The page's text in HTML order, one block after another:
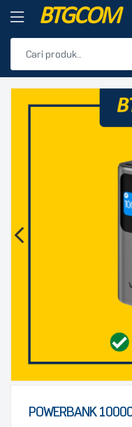
BTGCOM
PRODUK
PRODUK
POWERBANK